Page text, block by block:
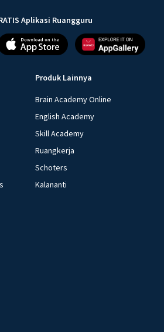
Aplikasi Ruangguru
Produk Lainnya
Brain Academy Online
English Academy
Skill Academy
Ruangkerja
Schoters
Kalananti